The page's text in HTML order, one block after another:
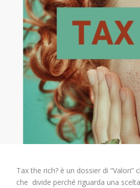
Tax the rich? è un dossier di
che divide perché riguarda una